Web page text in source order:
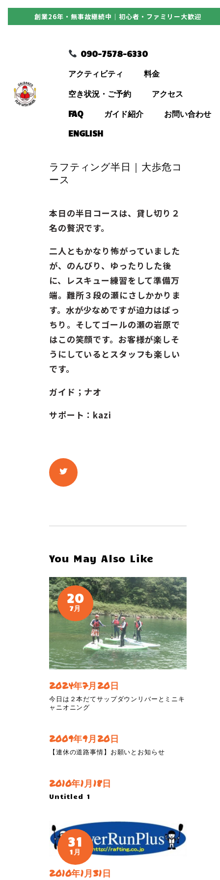
創業26年・無事故継続中｜初心者・ファミリー大歓迎
090-7578-6330
アクティビティ 料金
空き状況・ご予約 アクセス
FAQ ガイド紹介 お問い合わせ
ENGLISH
アクティビティ
料金
ガイド紹介
お問い合わせ
ENGLISH
ラフティング半日｜大歩危コ
ース
本日の半日コースは、貸し切り２
名の贅沢です。
二人ともかなり怖がっていました
が、のんびり、ゆったりした後
に、レスキュー練習をして準備万
端。難所３段の瀬にさしかかりま
す。水が少なめですが迫力はばっ
ちり。そしてゴールの瀬の岩原で
はこの笑顔です。お客様が楽しそ
うにしているとスタッフも楽しい
です。
ガイド；ナオ
サポート：kazi
You May Also Like
20
7月
2024年7月20日
今日は２本だてサップダウンリバーとミニキ
ャニオニング
2009年9月20日
【連休の道路事情】お願いとお知らせ
2010年1月18日
Untitled 1
31
1月
2010年1月31日